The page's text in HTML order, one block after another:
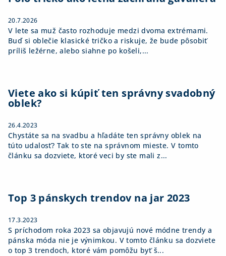
20.7.2026
V lete sa muž často rozhoduje medzi dvoma extrémami.
Buď si oblečie klasické tričko a riskuje, že bude pôsobiť
príliš ležérne, alebo siahne po košeli,...
Viete ako si kúpiť ten správny svadobný
oblek?
26.4.2023
Chystáte sa na svadbu a hľadáte ten správny oblek na
túto udalosť? Tak to ste na správnom mieste. V tomto
článku sa dozviete, ktoré veci by ste mali z...
Top 3 pánskych trendov na jar 2023
17.3.2023
S príchodom roka 2023 sa objavujú nové módne trendy a
pánska móda nie je výnimkou. V tomto článku sa dozviete
o top 3 trendoch, ktoré vám pomôžu byť š...